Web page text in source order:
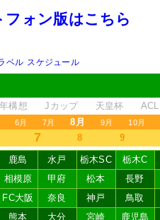
フォン版はこちら
ベル スケジュール
構想 Jカップ 天皇杯 ACL
6月 7月 8月 9月 10月
7 8 9
鹿島 水戸 栃木SC 栃木C
相模原 甲府 松本 長野
FC大阪 奈良 神戸 鳥取
熊本 大分 宮崎 鹿児島